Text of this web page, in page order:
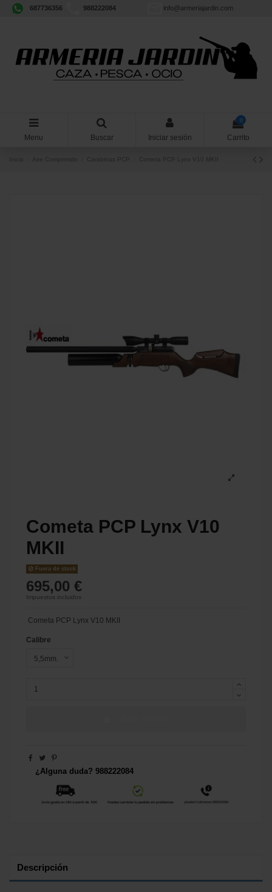
687736356 988222084 info@armeriajardin.com
Menu Buscar Iniciar sesión
0
Carrito
Aire Comprimido Cometa PCP Lynx V10 MKII
Cometa PCP Lynx V10
MKII
Fuera de stock
695,00 €
Impuestos incluidos
Cometa PCP Lynx V10 MKII
Calibre
¿Alguna duda? 988222084
Descripción